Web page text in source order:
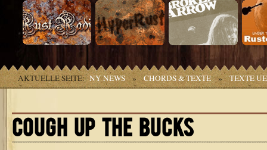
AKTUELLE SEITE: NY NEWS » CHORDS & TEXTE » TEXTE
COUGH UP THE BUCKS